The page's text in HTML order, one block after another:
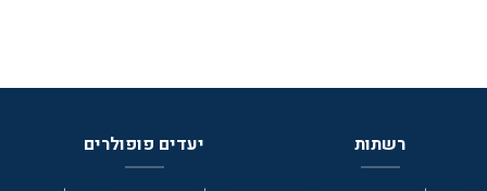
רשתות יעדים פופולרים